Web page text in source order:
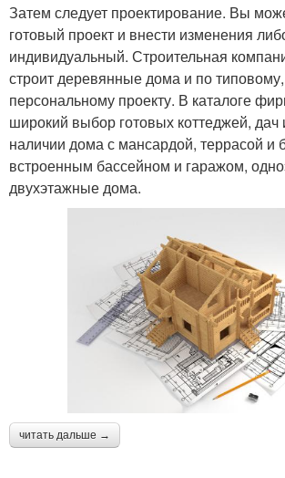
Затем следует проектирование. Вы
готовый проект и внести изменения
индивидуальный. Строительная
строит деревянные дома и по
персональному проекту. В каталоге
широкий выбор готовых коттеджей, дач
наличии дома с мансардой, террасой и
встроенным бассейном и гаражом,
двухэтажные дома.
читать дальше →